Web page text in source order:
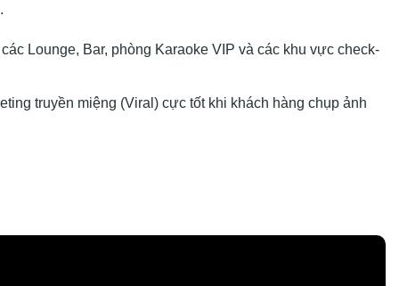
Lounge, Bar, phòng Karaoke VIP và các khu vực check-
truyền miệng (Viral) cực tốt khi khách hàng chụp ảnh